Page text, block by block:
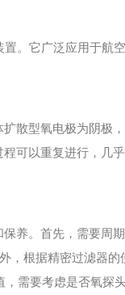
。它广泛应用于航
型氧电极为阴极
可以重复进行，几
。首先，需要周
，根据精密过滤器
需要考虑是否氧探